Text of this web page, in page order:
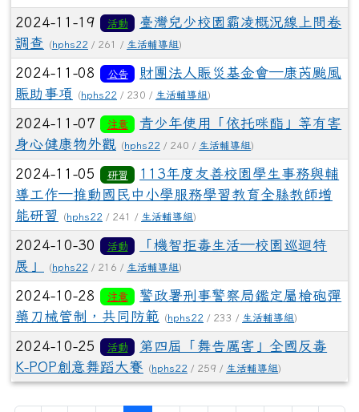
2024-11-19 活動
臺灣兒少校園霸凌概況線上問卷
調查
(hphs22 / 261 / 生活輔導組)
2024-11-08 公告
財團法人賑災基金會─康芮颱風
賑助事項
(hphs22 / 230 / 生活輔導組)
2024-11-07 注意
青少年使用「依托咪酯」等有害
身心健康物外觀 (hphs22 / 240 / 生活輔導組)
2024-11-05 研習
113年度友善校園學生事務與輔
導工作─推動國民中小學服務學習教育全縣教師增
能研習
(hphs22 / 241 / 生活輔導組)
2024-10-30 活動
「機智拒毒生活—校園巡迴特
展」
(hphs22 / 216 / 生活輔導組)
2024-10-28 注意
警政署刑事警察局鑑定屬槍砲彈
藥刀械管制，共同防範
(hphs22 / 233 / 生活輔導組)
2024-10-25 活動
第四屆「舞告厲害」全國反毒
K-POP創意舞蹈大賽
(hphs22 / 259 / 生活輔導組)